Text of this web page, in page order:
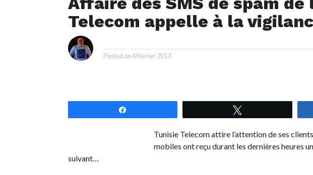
Telecom appelle à la
Posted on4 février 2013
Tunisie Telecom attire l’attention de ses
mobiles ont reçu durant les dernières heures
suivant…